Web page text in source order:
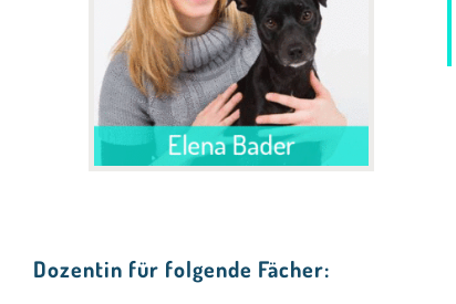
Dozentin für folgende Fächer: